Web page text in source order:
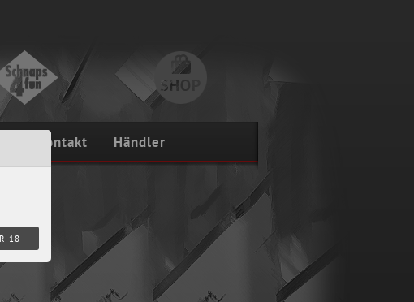
Kontakt Händler